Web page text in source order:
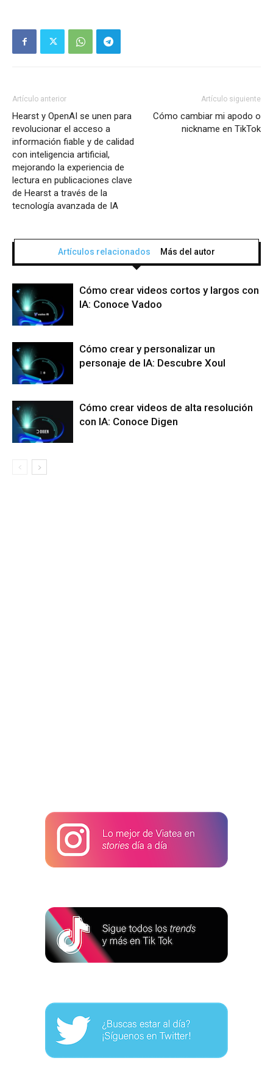
Artículo anterior
Hearst y OpenAI se unen para
revolucionar el acceso a
información fiable y de calidad
con inteligencia artificial,
mejorando la experiencia de
lectura en publicaciones clave
de Hearst a través de la
tecnología avanzada de IA
Artículo siguiente
Cómo cambiar mi apodo o
nickname en TikTok
Artículos relacionados Más del autor
Cómo crear videos cortos y largos con
IA: Conoce Vadoo
Cómo crear y personalizar un
personaje de IA: Descubre Xoul
Cómo crear videos de alta resolución
con IA: Conoce Digen